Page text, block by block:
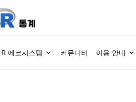
R 에코시스템 커뮤니티 이용 안내